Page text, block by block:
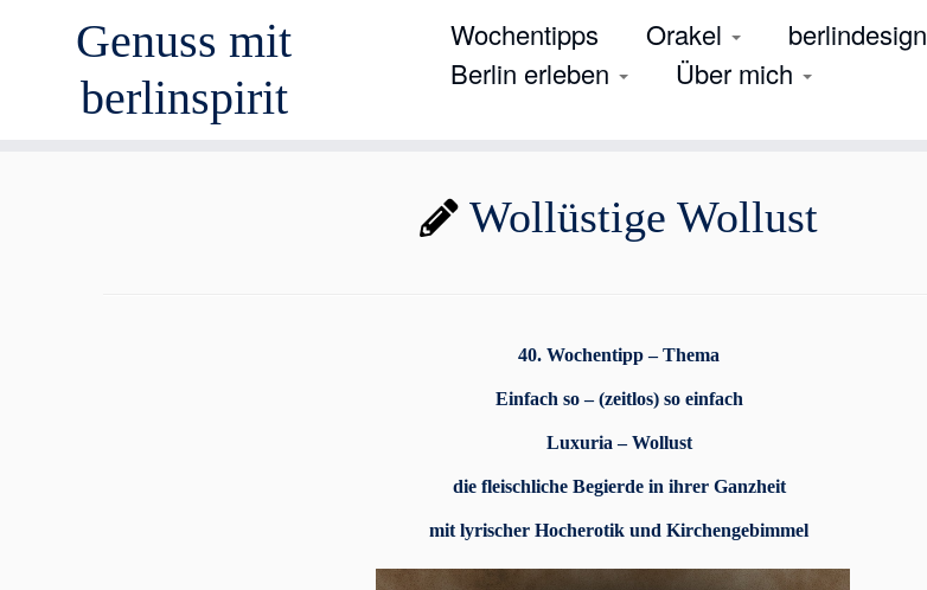
Genuss mit
berlinspirit
Wochentipps Orakel berlindesign
Berlin erleben
Über mich
Wollüstige Wollust
40. Wochentipp – Thema
Einfach so – (zeitlos) so einfach
Luxuria – Wollust
die fleischliche Begierde in ihrer Ganzheit
mit lyrischer Hocherotik und Kirchengebimmel